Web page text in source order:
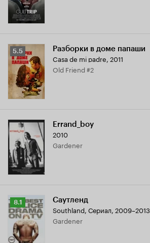
Рейтинг
Кинопоиска
5.5
5.5 Разборки в доме папаши
Casa de mi padre, 2011
Old Friend #2
Errand_boy
2010
Gardener
Рейтинг
Кинопоиска
8.1
8.1 Саутленд
Southland, Сериал, 2009–2013
Gardener